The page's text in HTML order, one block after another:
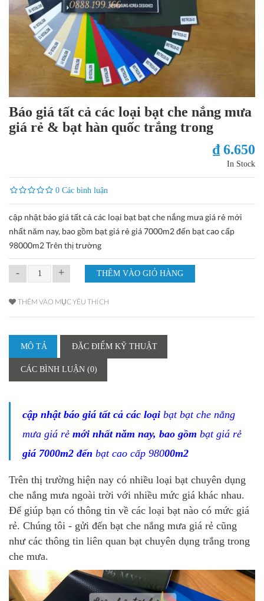
Báo giá tất cả các loại bạt che nắng mưa
giá rẻ & bạt hàn quốc trắng trong
₫ 6.650
In Stock
0 Các bình luận
cập nhật báo giá tất cả các loại bạt bạt che nắng mưa giá rẻ mới
nhất năm nay, bao gồm bạt giá rẻ giá 7000m2 đến bạt cao cấp
98000m2 Trên thị trường
- +
THÊM VÀO MỤC YÊU THÍCH
MÔ TẢ ĐẶC ĐIỂM KỸ THUẬT
CÁC BÌNH LUẬN (0)
cập nhật báo giá tất cả các loại bạt bạt che nắng
mưa giá rẻ mới nhất năm nay, bao gồm bạt giá rẻ
giá 7000m2 đến bạt cao cấp 98000m2
Trên thị trường hiện nay có nhiều loại bạt chuyên dụng
che nắng mưa ngoài trời với nhiều mức giá khác nhau.
Để giúp bạn có thông tin về các loại bạt nào có mức giá
rẻ. Chúng tôi - gửi đến bạt che nắng mưa giá rẻ cũng
như các thông tin liên quan bạt chuyên dụng trắng trong
che mưa.